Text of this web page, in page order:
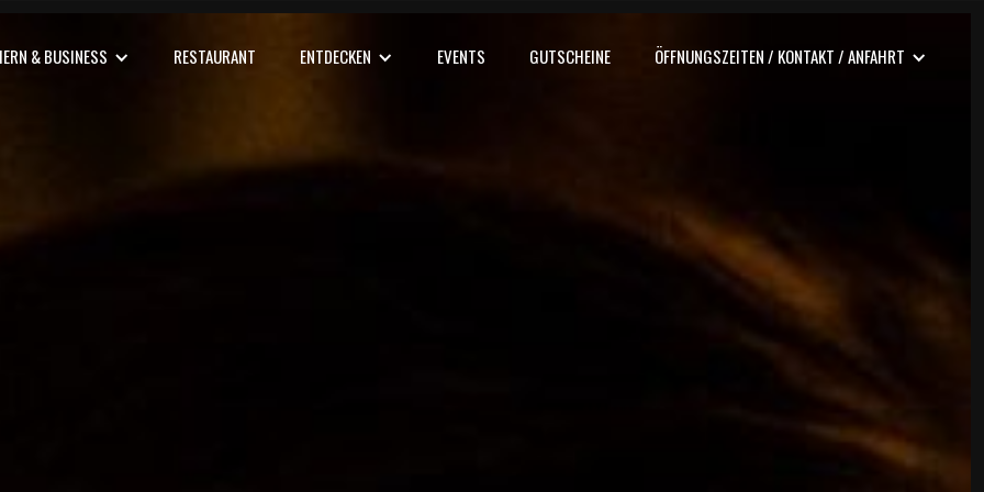
& BUSINESS RESTAURANT ENTDECKEN EVENTS GUTSCHEINE ÖFFNUNGSZEITEN / KONTAKT / ANFAHRT